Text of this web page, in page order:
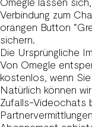
Verbindung zum
orangen Button
sichern.
Die Ursprüngliche
Von Omegle
kostenlos, wenn
Natürlich können
Zufalls-Videochats